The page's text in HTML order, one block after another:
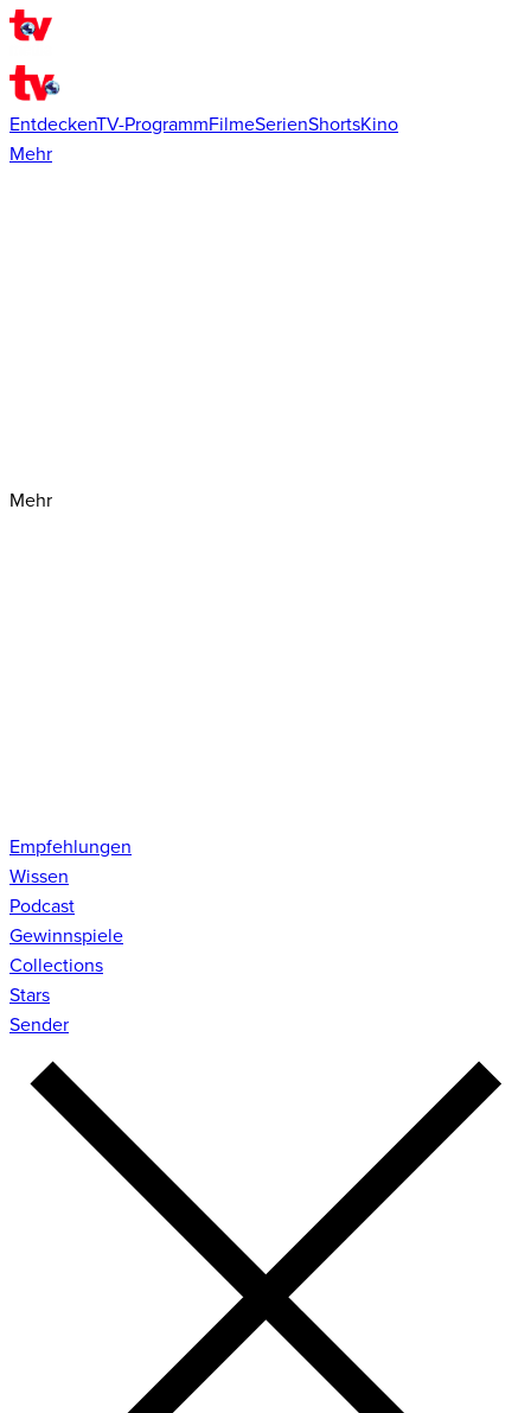
EntdeckenTV-ProgrammFilmeSerienShortsKino
Mehr
Mehr
Empfehlungen
Wissen
Podcast
Gewinnspiele
Collections
Stars
Sender